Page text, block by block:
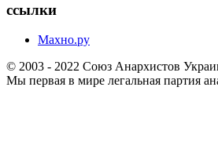
ссылки
Махно.ру
© 2003 - 2022 Союз Анархистов
Мы первая в мире легальная партия